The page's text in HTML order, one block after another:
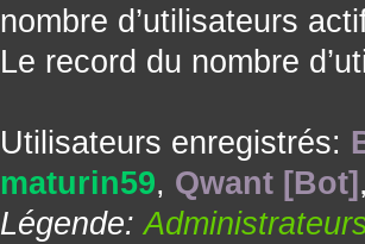
nombre d’utilisateurs
Le record du nombre
Utilisateurs enregistrés:
maturin59, Qwant [Bot] ,
Légende: